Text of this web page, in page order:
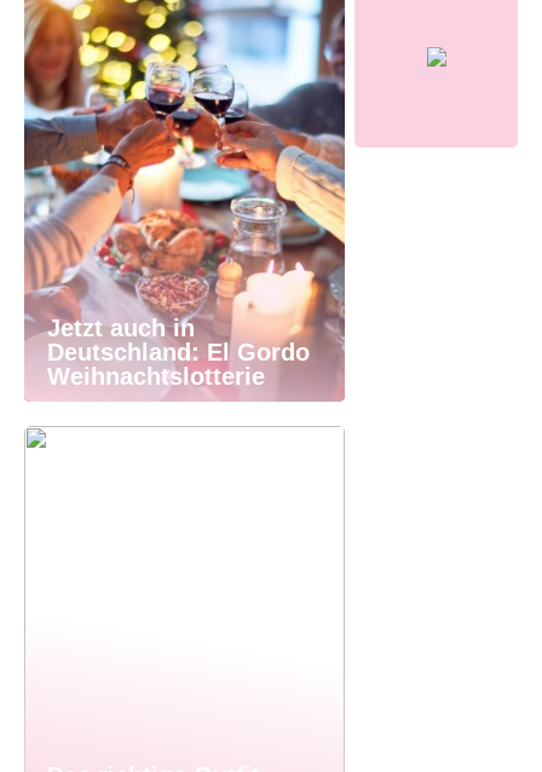
Jetzt auch in
Deutschland: El Gordo
Weihnachtslotterie